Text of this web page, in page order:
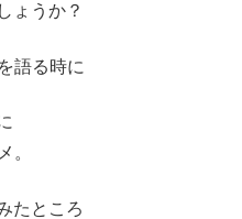
ょうか？
語る時に
。
たところ